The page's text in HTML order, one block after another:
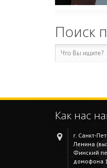
Поиск
Как нас
г. Санкт-
Ленина
Финский
домофона